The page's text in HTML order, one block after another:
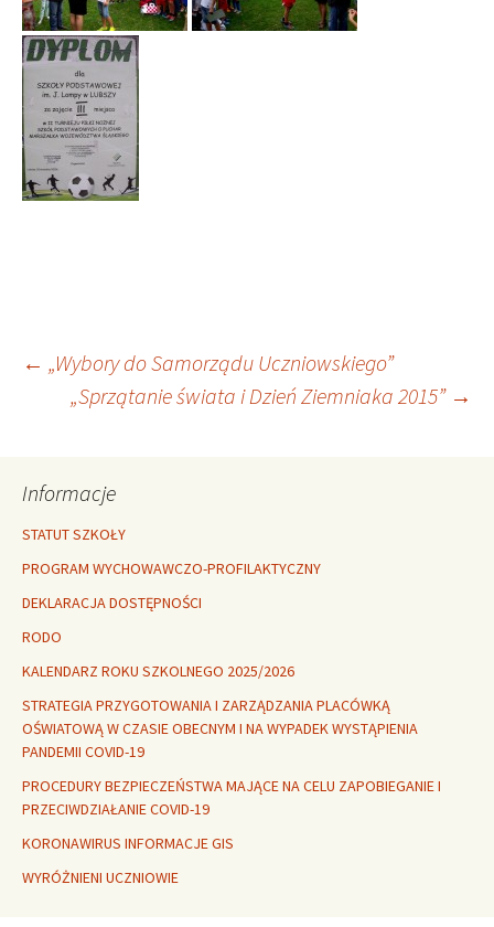
Nawigacja
← „Wybory do Samorządu Uczniowskiego”
„Sprzątanie świata i Dzień Ziemniaka 2015” →
Informacje
STATUT SZKOŁY
PROGRAM WYCHOWAWCZO-PROFILAKTYCZNY
DEKLARACJA DOSTĘPNOŚCI
RODO
KALENDARZ ROKU SZKOLNEGO 2025/2026
STRATEGIA PRZYGOTOWANIA I ZARZĄDZANIA PLACÓWKĄ
OŚWIATOWĄ W CZASIE OBECNYM I NA WYPADEK WYSTĄPIENIA
PANDEMII COVID-19
PROCEDURY BEZPIECZEŃSTWA MAJĄCE NA CELU ZAPOBIEGANIE I
PRZECIWDZIAŁANIE COVID-19
KORONAWIRUS INFORMACJE GIS
WYRÓŻNIENI UCZNIOWIE